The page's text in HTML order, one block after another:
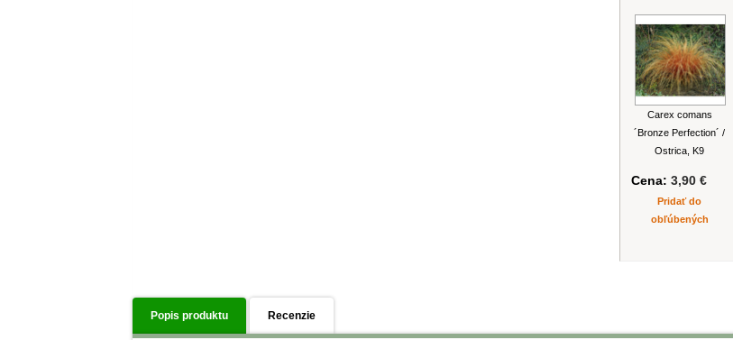
Carex comans
´Bronze Perfection´ /
Ostrica, K9
Cena: 3,90 €
Pridať do
obľúbených
Popis produktu Recenzie